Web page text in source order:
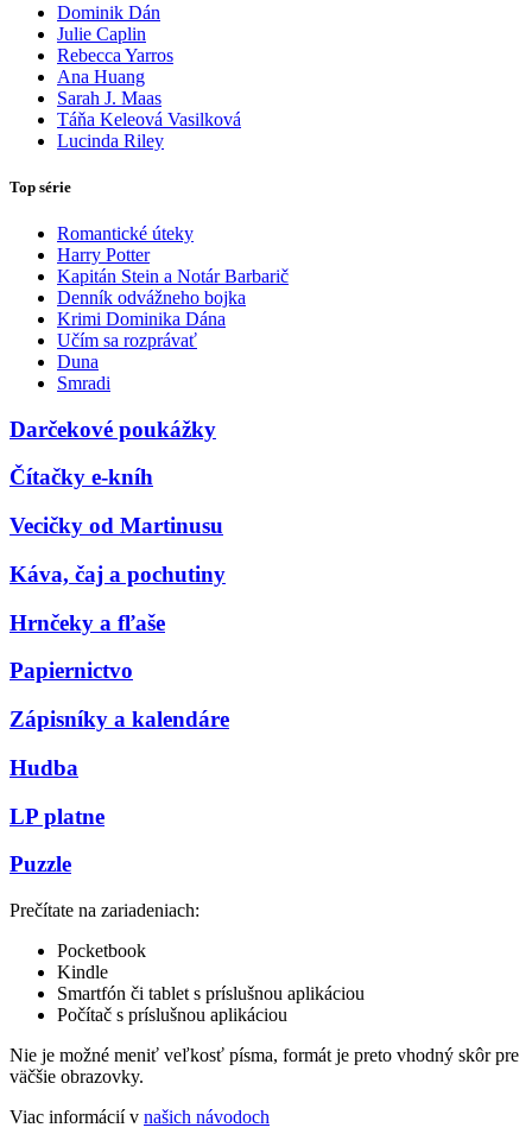
Dominik Dán
Julie Caplin
Rebecca Yarros
Ana Huang
Sarah J. Maas
Táňa Keleová Vasilková
Lucinda Riley
Top série
Romantické úteky
Harry Potter
Kapitán Stein a Notár Barbarič
Denník odvážneho bojka
Krimi Dominika Dána
Učím sa rozprávať
Duna
Smradi
Darčekové poukážky
Čítačky e-kníh
Vecičky od Martinusu
Káva, čaj a pochutiny
Hrnčeky a fľaše
Papiernictvo
Zápisníky a kalendáre
Hudba
LP platne
Puzzle
Prečítate na zariadeniach:
Pocketbook
Kindle
Smartfón či tablet s príslušnou aplikáciou
Počítač s príslušnou aplikáciou
Nie je možné meniť veľkosť písma, formát je preto vhodný skôr pre
väčšie obrazovky.
Viac informácií v našich návodoch